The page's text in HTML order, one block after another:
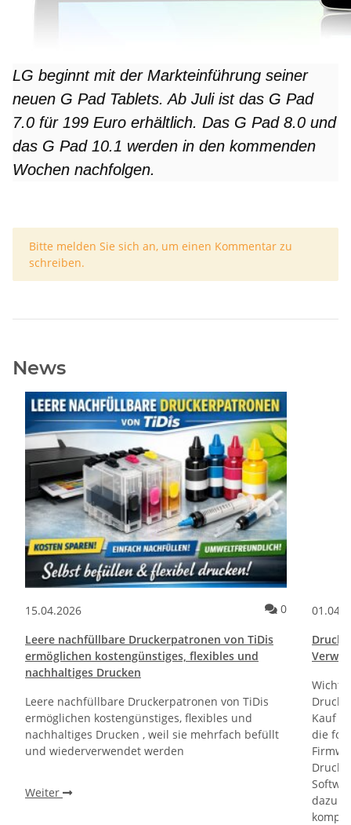
LG beginnt mit der Markteinführung seiner
neuen G Pad Tablets. Ab Juli ist das G Pad
7.0 für 199 Euro erhältlich. Das G Pad 8.0 und
das G Pad 10.1 werden in den kommenden
Wochen nachfolgen.
x
Bitte melden Sie sich an, um einen Kommentar zu
schreiben.
News
15.04.2026 Kommentare
0
Leere nachfüllbare Druckerpatronen von TiDis
ermöglichen kostengünstiges, flexibles und
nachhaltiges Drucken
Leere nachfüllbare Druckerpatronen von TiDis
ermöglichen kostengünstiges, flexibles und
nachhaltiges Drucken , weil sie mehrfach befüllt
und wiederverwendet werden
Weiter
Kauf
die
dazu